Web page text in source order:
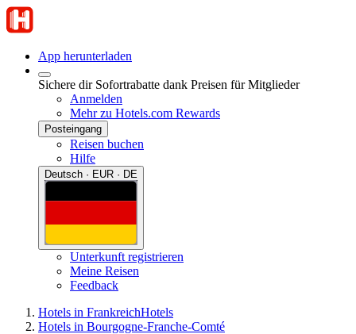
App herunterladen
Sichere dir Sofortrabatte dank Preisen für Mitglieder
Anmelden
Mehr zu Hotels.com Rewards
Posteingang
Reisen buchen
Hilfe
Deutsch · EUR · DE
Unterkunft registrieren
Meine Reisen
Feedback
Hotels in FrankreichHotels
Hotels in Bourgogne-Franche-Comté